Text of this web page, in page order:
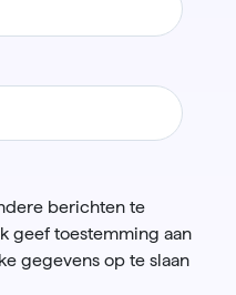
berichten te
geef toestemming aan
gegevens op te slaan